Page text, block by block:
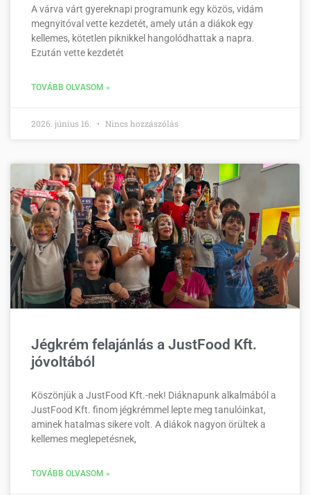
A várva várt gyereknapi programunk egy közös, vidám
megnyitóval vette kezdetét, amely után a diákok egy
kellemes, kötetlen piknikkel hangolódhattak a napra.
Ezután vette kezdetét
TOVÁBB OLVASOM »
2026. június 16. Nincs hozzászólás
Jégkrém felajánlás a JustFood Kft.
jóvoltából
Köszönjük a JustFood Kft.-nek! Diáknapunk alkalmából a
JustFood Kft. finom jégkrémmel lepte meg tanulóinkat,
aminek hatalmas sikere volt. A diákok nagyon örültek a
kellemes meglepetésnek,
TOVÁBB OLVASOM »